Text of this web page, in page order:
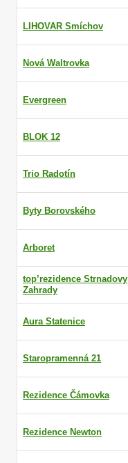
LIHOVAR Smíchov
Nová Waltrovka
Evergreen
BLOK 12
Trio Radotín
Byty Borovského
Arboret
top’rezidence Strnadovy
Zahrady
Aura Statenice
Staropramenná 21
Rezidence Čámovka
Rezidence Newton